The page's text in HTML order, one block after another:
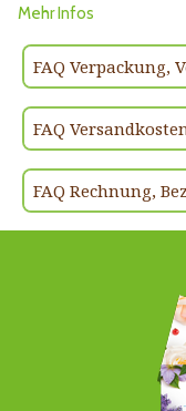
Mehr Infos
FAQ Verpackung,
FAQ
FAQ Rechnung,